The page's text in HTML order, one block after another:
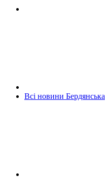
Всі новини Бердянська